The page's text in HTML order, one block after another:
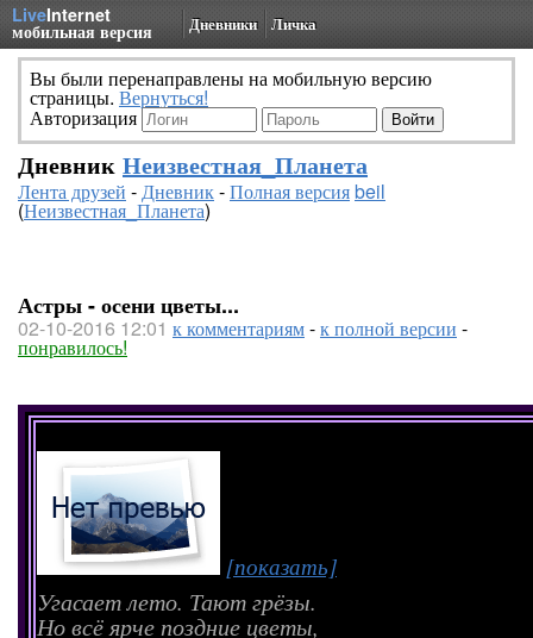
LiveInternet
мобильная версия Дневники Личка
Вы были перенаправлены на мобильную версию
страницы. Вернуться!
Авторизация
Дневник Неизвестная_Планета
Лента друзей -Дневник-Полная версияbeil
(Неизвестная_Планета)
Астры - осени цветы...
02-10-2016 12:01 к комментариям-к полной версии -
понравилось!
[показать]
Угасает лето. Тают грёзы.
Но всё ярче поздние цветы,